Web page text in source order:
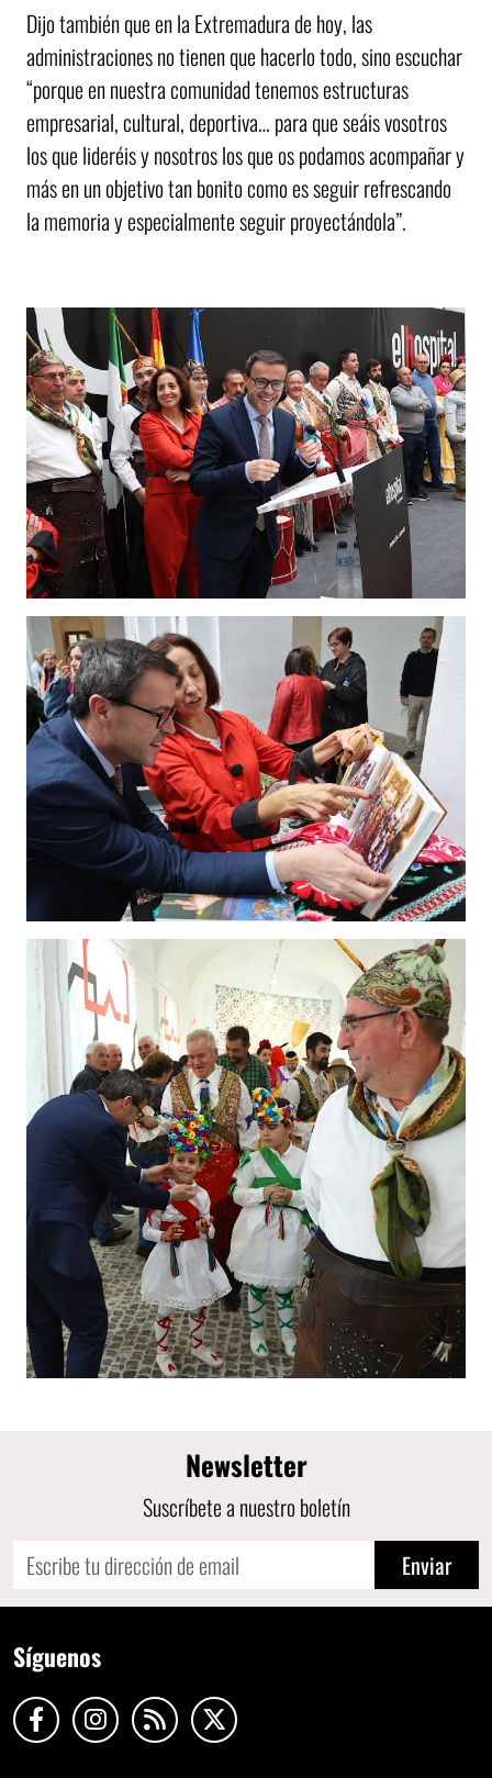
Dijo también que en la Extremadura de hoy, las
administraciones no tienen que hacerlo todo, sino escuchar
“porque en nuestra comunidad tenemos estructuras
empresarial, cultural, deportiva… para que seáis vosotros
los que lideréis y nosotros los que os podamos acompañar y
más en un objetivo tan bonito como es seguir refrescando
la memoria y especialmente seguir proyectándola”.
Newsletter
Suscríbete a nuestro boletín
Enviar
Síguenos